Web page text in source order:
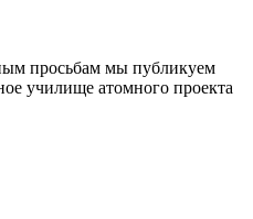
просьбам мы публикуем
училище атомного проекта